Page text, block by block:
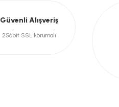
Güvenli Alışveriş
256bit SSL korumalı